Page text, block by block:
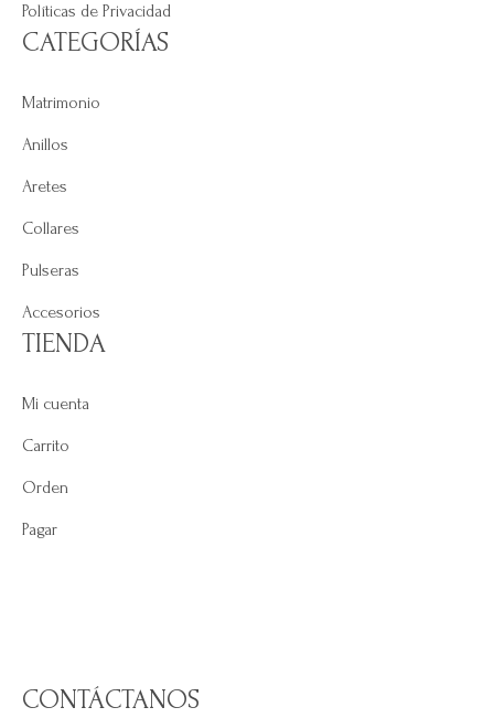
Políticas de Privacidad
CATEGORÍAS
Matrimonio
Anillos
Aretes
Collares
Pulseras
Accesorios
TIENDA
Mi cuenta
Carrito
Orden
Pagar
CONTÁCTANOS